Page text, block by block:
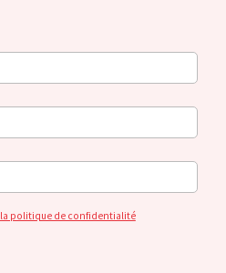
la politique de confidentialité